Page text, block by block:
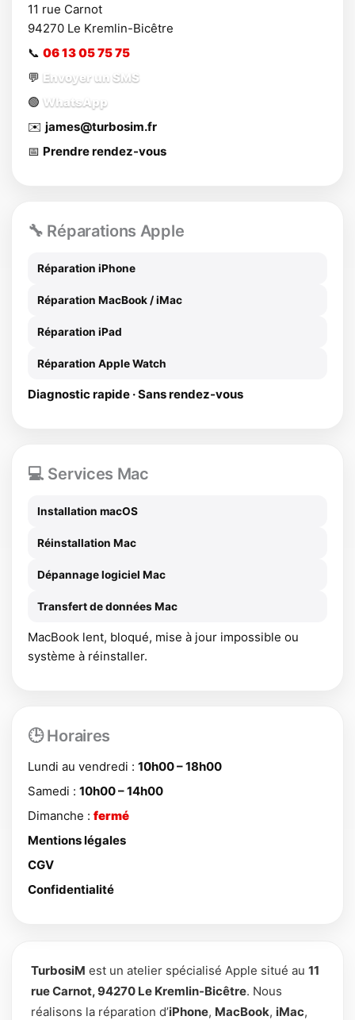
11 rue Carnot
94270 Le Kremlin-Bicêtre
📞 06 13 05 75 75
💬 Envoyer un SMS
🟢 WhatsApp
✉️ james@turbosim.fr
📅 Prendre rendez-vous
🔧 Réparations Apple
Réparation iPhone
Réparation MacBook / iMac
Réparation iPad
Réparation Apple Watch
Diagnostic rapide · Sans rendez-vous
💻 Services Mac
Installation macOS
Réinstallation Mac
Dépannage logiciel Mac
Transfert de données Mac
MacBook lent, bloqué, mise à jour impossible ou
système à réinstaller.
🕒 Horaires
Lundi au vendredi : 10h00 – 18h00
Samedi : 10h00 – 14h00
Dimanche : fermé
Mentions légales
CGV
Confidentialité
TurbosiM est un atelier spécialisé Apple situé au 11
rue Carnot, 94270 Le Kremlin-Bicêtre. Nous
réalisons la réparation d’iPhone, MacBook, iMac,